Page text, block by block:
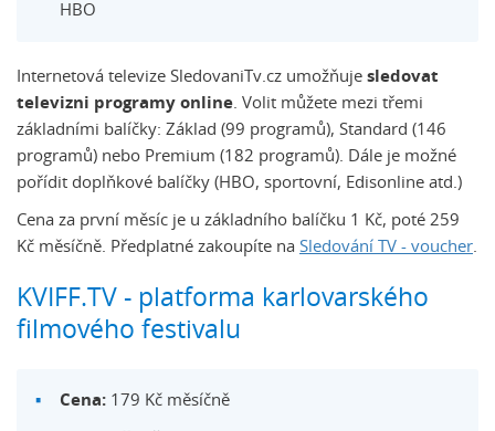
HBO
Internetová televize SledovaniTv.cz umožňuje sledovat
televizni programy online . Volit můžete mezi třemi
základními balíčky: Základ (99 programů), Standard (146
programů) nebo Premium (182 programů). Dále je možné
pořídit doplňkové balíčky (HBO, sportovní, Edisonline atd.)
Cena za první měsíc je u základního balíčku 1 Kč, poté 259
Kč měsíčně. Předplatné zakoupíte na Sledování TV - voucher
KVIFF.TV - platforma karlovarského
filmového festivalu
Cena:179 Kč měsíčně